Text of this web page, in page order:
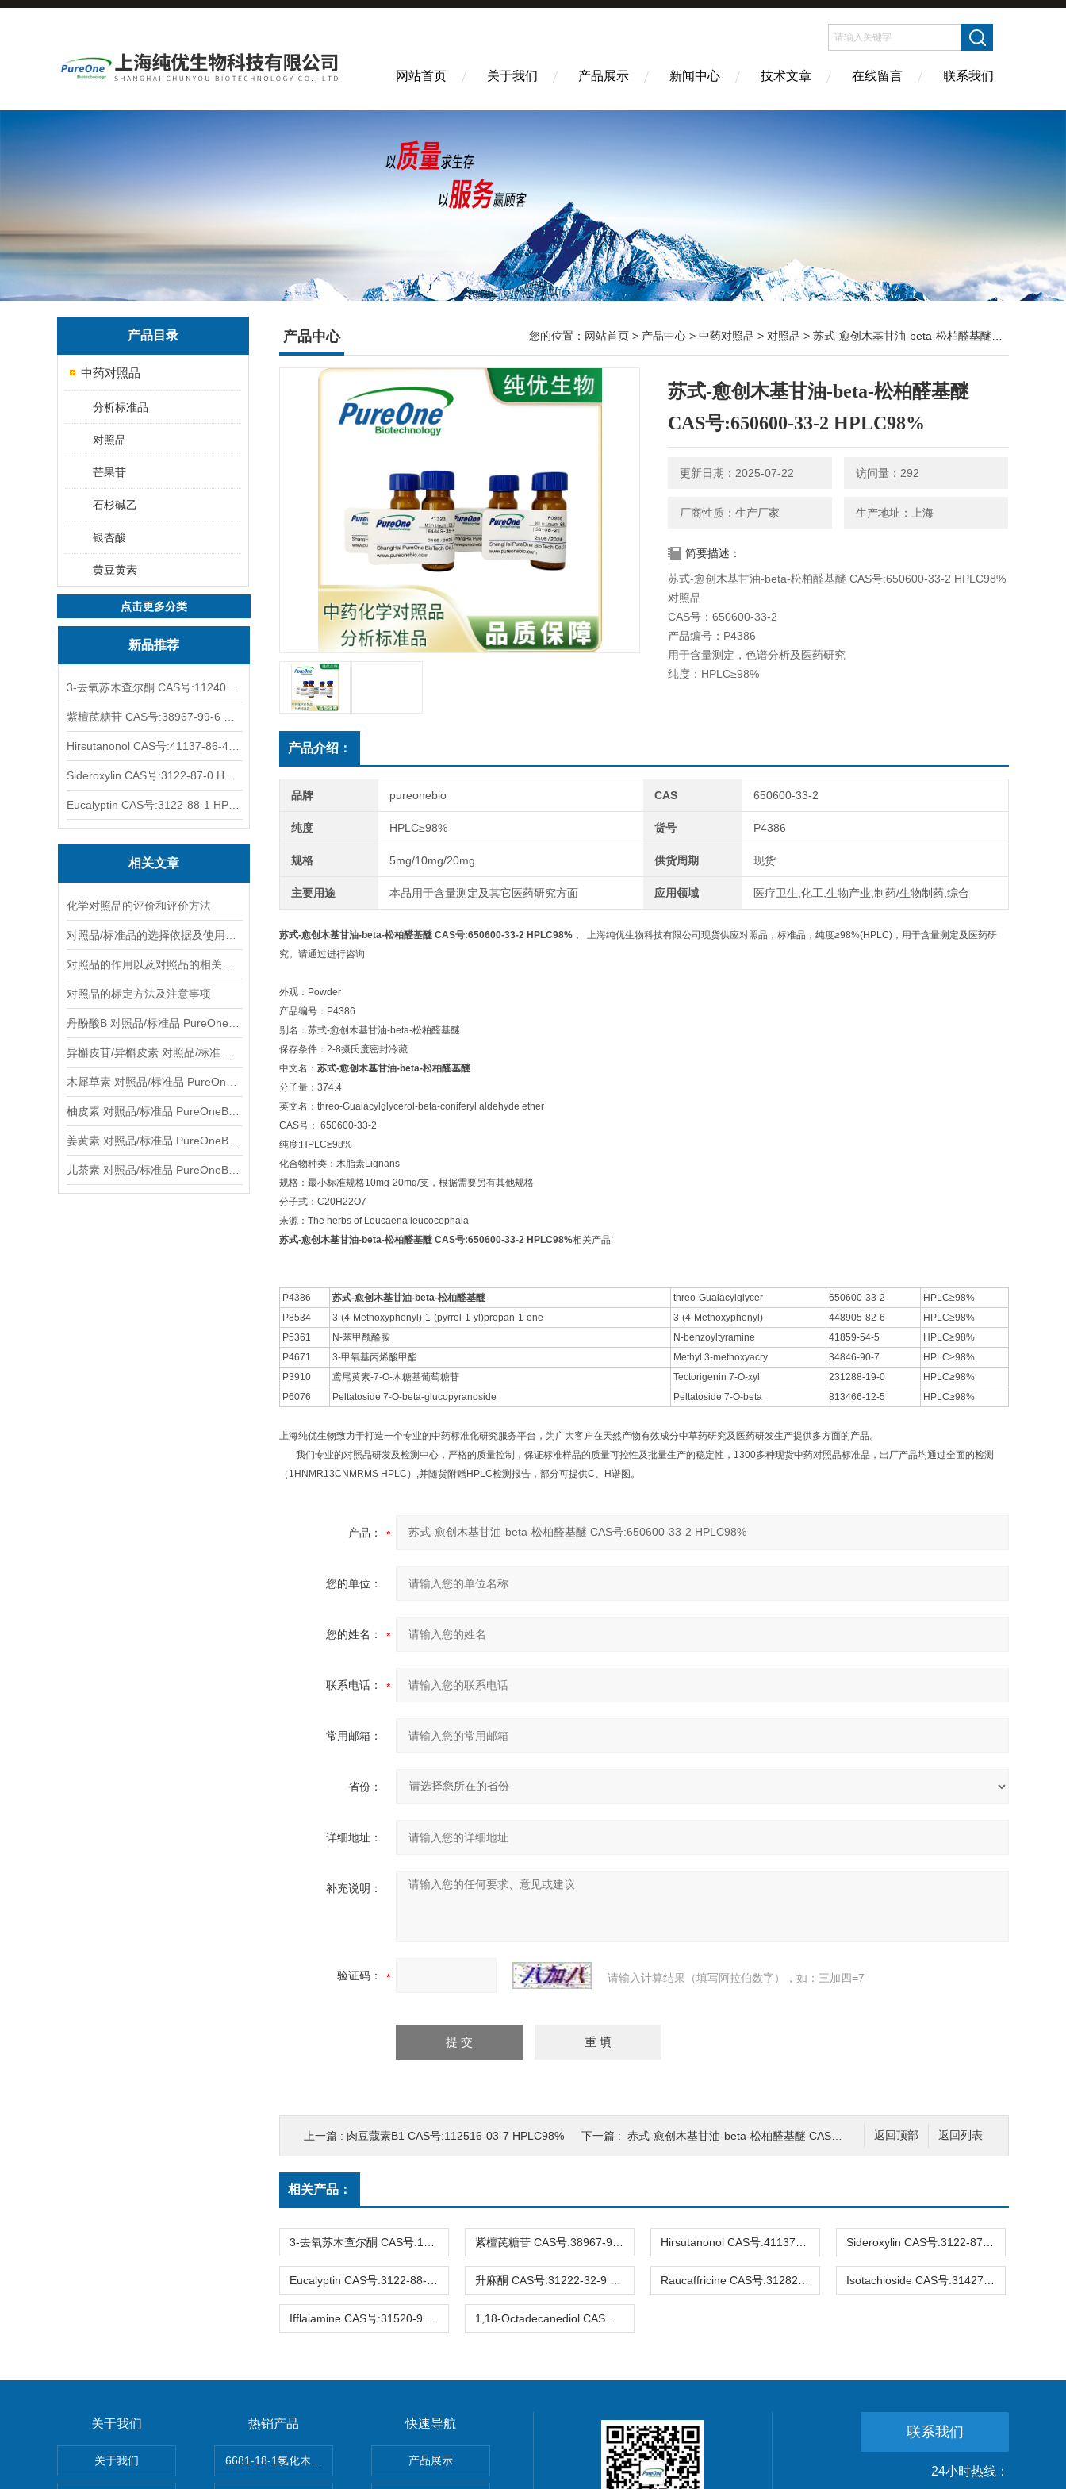
网站首页 关于我们 产品展示 新闻中心 技术文章 在线留言 联系我们
产品目录
中药对照品
分析标准品
对照品
芒果苷
石杉碱乙
银杏酸
黄豆黄素
点击更多分类
新品推荐
相关文章
化学对照品的评价和评价方法
对照品的标定方法及注意事项
产品中心 您的位置： 网站首页 > 产品中心 > 中药对照品 > 对照品 > 苏式-愈创木基甘油-beta-松柏醛基醚 CAS号:650600-33-2 HPLC98%
苏式-愈创木基甘油-beta-松柏醛基醚
CAS号:650600-33-2 HPLC98%
更新日期：2025-07-22 访问量：292
厂商性质：生产厂家 生产地址：上海
简要描述：
苏式-愈创木基甘油-beta-松柏醛基醚 CAS号:650600-33-2 HPLC98%
对照品
CAS号：650600-33-2
产品编号：P4386
用于含量测定，色谱分析及医药研究
纯度：HPLC≥98%
产品介绍：
品牌 pureonebio CAS 650600-33-2
纯度 HPLC≥98% 货号 P4386
规格 5mg/10mg/20mg 供货周期 现货
主要用途 本品用于含量测定及其它医药研究方面 应用领域 医疗卫生,化工,生物产业,制药/生物制药,综合
苏式-愈创木基甘油-beta-松柏醛基醚 CAS号:650600-33-2 HPLC98% ， 上海纯优生物科技有限公司现货供应对照品，标准品，纯度≥98%(HPLC)，用于含量测定及医药研
究。请通过进行咨询
外观：Powder
产品编号：P4386
别名：苏式-愈创木基甘油-beta-松柏醛基醚
保存条件：2-8摄氏度密封冷藏
中文名： 苏式-愈创木基甘油-beta-松柏醛基醚
分子量：374.4
英文名：threo-Guaiacylglycerol-beta-coniferyl aldehyde ether
CAS号： 650600-33-2
纯度:HPLC≥98%
化合物种类：木脂素Lignans
规格：最小标准规格10mg-20mg/支，根据需要另有其他规格
分子式：C20H22O7
来源：The herbs of Leucaena leucocephala
苏式-愈创木基甘油-beta-松柏醛基醚 CAS号:650600-33-2 HPLC98%相关产品:
P4386 苏式-愈创木基甘油-beta-松柏醛基醚 threo-Guaiacylglycer 650600-33-2
HPLC≥98%
P8534
3-(4-Methoxyphenyl)-1-(pyrrol-1-yl)propan-1-one 3-(4-Methoxyphenyl)- 448905-82-6
HPLC≥98%
P5361
N-苯甲酰酪胺 N-benzoyltyramine 41859-54-5
HPLC≥98%
P4671
3-甲氧基丙烯酸甲酯 Methyl 3-methoxyacry 34846-90-7
HPLC≥98%
P3910
鸢尾黄素-7-O-木糖基葡萄糖苷 Tectorigenin 7-O-xyl 231288-19-0
HPLC≥98%
P6076
Peltatoside 7-O-beta-glucopyranoside Peltatoside 7-O-beta 813466-12-5 HPLC≥98%
上海纯优生物致力于打造一个专业的中药标准化研究服务平台，为广大客户在天然产物有效成分中草药研究及医药研发生产提供多方面的产品。
我们专业的对照品研发及检测中心，严格的质量控制，保证标准样品的质量可控性及批量生产的稳定性，1300多种现货中药对照品标准品，出厂产品均通过全面的检测
（1HNMR13CNMRMS HPLC）,并随货附赠HPLC检测报告，部分可提供C、H谱图。
产品：
您的单位：
您的姓名：
联系电话：
常用邮箱：
省份：
详细地址：
补充说明：
验证码： 请输入计算结果（填写阿拉伯数字），如：三加四=7
返回列表
返回顶部
上一篇 : 肉豆蔻素B1 CAS号:112516-03-7 HPLC98% 下一篇 : 赤式-愈创木基甘油-beta-松柏醛基醚 CAS号:74474-55-8 HPLC98%
相关产品：
关于我们
关于我们
热销产品
6681-18-1氯化木兰花碱,magnoflorine chloride,植物提取物,标准品,对照品
快速导航
产品展示
联系我们
24小时热线：